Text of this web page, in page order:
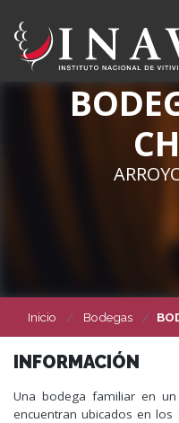
Inicio Bodegas
INFORMACIÓN
Una bodega familiar en
encuentran ubicados en